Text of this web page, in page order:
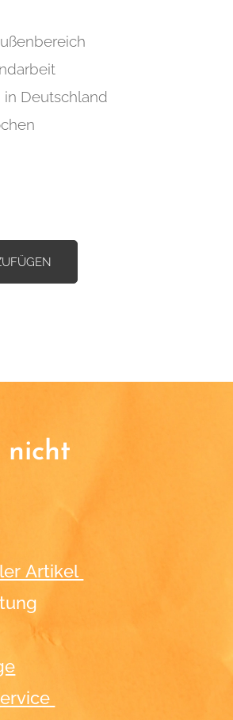
in Deutschland
nicht
Artikel